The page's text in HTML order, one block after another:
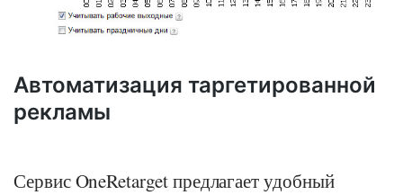
Автоматизация таргетированной
рекламы
Сервис OneRetarget предлагает удобный